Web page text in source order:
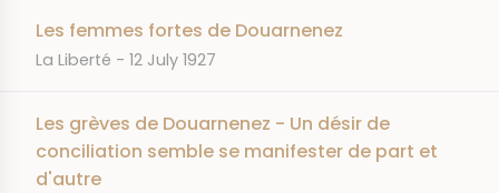
Les femmes fortes de Douarnenez
JOURNAL
La Liberté DATE
12 July 1927
Les grèves de Douarnenez - Un désir de
conciliation semble se manifester de part et
d'autre